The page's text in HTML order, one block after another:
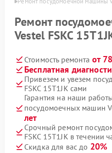
Ремонт
Vestel FSKC
Стоимость ремонта от
Бесплатная
Привезем и увезем
FSKC 15T1JK сами
Гарантия на наши
посудомоечных машин
лет
Срочный ремонт
FSKC 15T1JK в течении
Скидка для вас до 20%